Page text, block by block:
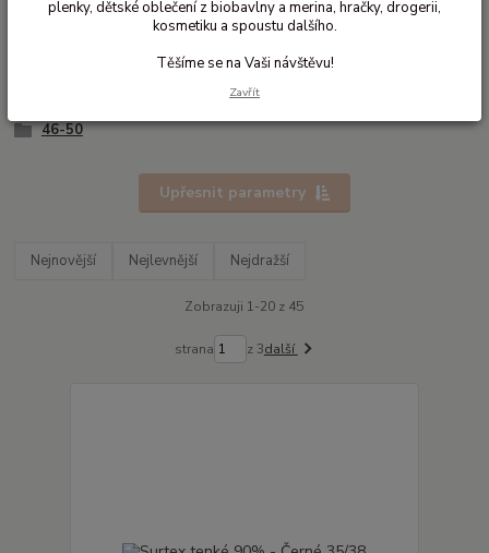
35-38
46-50
Upřesnit parametry
Nejnovější Nejlevnější Nejdražší
Zobrazuji 1-20 z 45
strana z 3další
plenky, dětské oblečení z biobavlny a merina, hračky, drogerii,
kosmetiku a spoustu dalšího.
Těšíme se na Vaši návštěvu!
Zavřít